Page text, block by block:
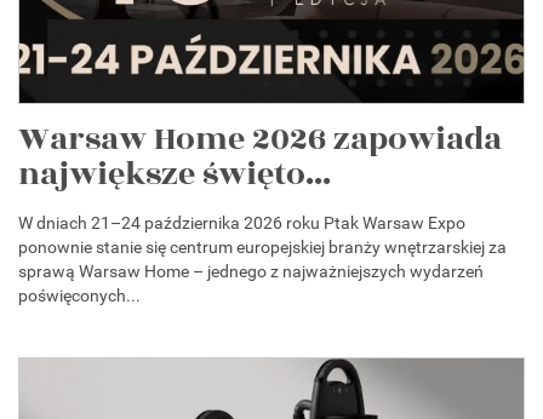
Warsaw Home 2026 zapowiada
największe święto...
W dniach 21–24 października 2026 roku Ptak Warsaw Expo
ponownie stanie się centrum europejskiej branży wnętrzarskiej za
sprawą Warsaw Home – jednego z najważniejszych wydarzeń
poświęconych...